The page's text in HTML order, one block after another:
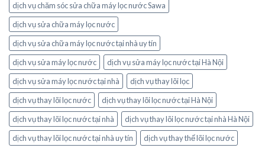
dịch vụ chăm sóc sửa chữa máy lọc nước Sawa
dịch vụ sửa chữa máy lọc nước
dịch vụ sửa chữa máy lọc nước tại nhà uy tín
dịch vụ sửa máy lọc nước
dịch vụ sửa máy lọc nước tại Hà Nội
dịch vụ sửa máy lọc nước tại nhà
dịch vụ thay lõi lọc
dịch vụ thay lõi lọc nước
dịch vụ thay lõi lọc nước tại Hà Nội
dịch vụ thay lõi lọc nước tại nhà
dịch vụ thay lõi lọc nước tại nhà Hà Nội
dịch vụ thay lõi lọc nước tại nhà uy tín
dịch vụ thay thế lõi lọc nước